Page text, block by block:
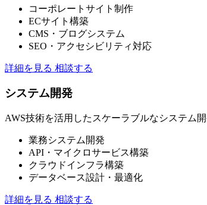
コーポレートサイト制作
ECサイト構築
CMS・ブログシステム
SEO・アクセシビリティ対応
詳細を見る 相談する
システム開発
AWS技術を活用したスケーラブルなシステム
業務システム開発
API・マイクロサービス構築
クラウドインフラ構築
データベース設計・最適化
詳細を見る 相談する